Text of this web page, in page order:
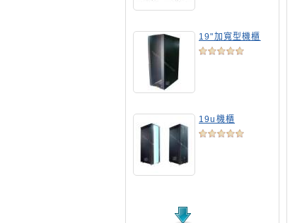
19"加寬型機櫃
19u機櫃